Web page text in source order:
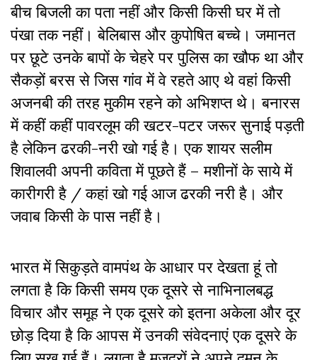
बीच बिजली का पता नहीं और किसी किसी घर में तो
पंखा तक नहीं। बेलिबास और कुपोषित बच्चे। जमानत
पर छूटे उनके बापों के चेहरे पर पुलिस का खौफ था और
सैकड़ों बरस से जिस गांव में वे रहते आए थे वहां किसी
अजनबी की तरह मुकीम रहने को अभिशप्त थे। बनारस
में कहीं कहीं पावरलूम की खटर-पटर जरूर सुनाई पड़ती
है लेकिन ढरकी-नरी खो गई है। एक शायर सलीम
शिवालवी अपनी कविता में पूछते हैं – मशीनों के साये में
कारीगरी है / कहां खो गई आज ढरकी नरी है। और
जवाब किसी के पास नहीं है।
भारत में सिकुड़ते वामपंथ के आधार पर देखता हूं तो
लगता है कि किसी समय एक दूसरे से नाभिनालबद्ध
विचार और समूह ने एक दूसरे को इतना अकेला और दूर
छोड़ दिया है कि आपस में उनकी संवेदनाएं एक दूसरे के